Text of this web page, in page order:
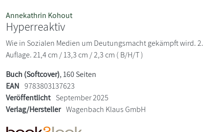
Annekathrin Kohout
Hyperreaktiv
Wie in Sozialen Medien um Deutungsmacht gekämpft wird. 2.
Auflage. 21,4 cm / 13,3 cm / 2,3 cm ( B/H/T )
Buch (Softcover), 160 Seiten
EAN 9783803137623
Veröffentlicht September 2025
Verlag/Hersteller Wagenbach Klaus GmbH